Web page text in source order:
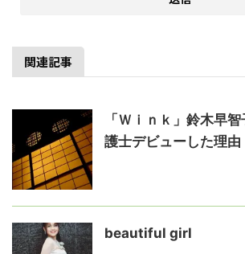
関連記事
「Ｗｉｎｋ」鈴木早
護士デビューした理由
beautiful girl